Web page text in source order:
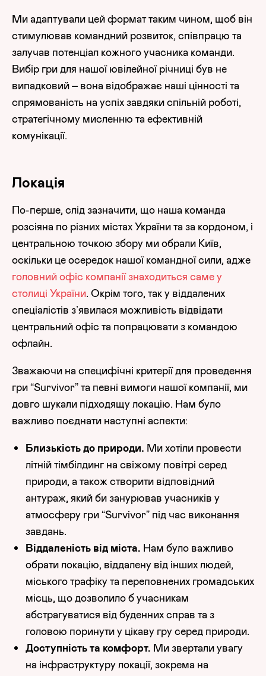
Ми адаптували цей формат таким чином, щоб він
стимулював командний розвиток, співпрацю та
залучав потенціал кожного учасника команди.
Вибір гри для нашої ювілейної річниці був не
випадковий – вона відображає наші цінності та
спрямованість на успіх завдяки спільній роботі,
стратегічному мисленню та ефективній
комунікації.
Локація
По-перше, слід зазначити, що наша команда
розсіяна по різних містах України та за кордоном, і
центральною точкою збору ми обрали Київ,
оскільки це осередок нашої командної сили, адже
головний офіс компанії знаходиться саме у
столиці України. Окрім того, так у віддалених
спеціалістів з’явилася можливість відвідати
центральний офіс та попрацювати з командою
офлайн.
Зважаючи на специфічні критерії для проведення
гри “Survivor” та певні вимоги нашої компанії, ми
довго шукали підходящу локацію. Нам було
важливо поєднати наступні аспекти:
Близькість до природи. Ми хотіли провести
літній тімбілдинг на свіжому повітрі серед
природи, а також створити відповідний
антураж, який би занурював учасників у
атмосферу гри “Survivor” під час виконання
завдань.
Віддаленість від міста. Нам було важливо
обрати локацію, віддалену від інших людей,
міського трафіку та переповнених громадських
місць, що дозволило б учасникам
абстрагуватися від буденних справ та з
головою поринути у цікаву гру серед природи.
Доступність та комфорт. Ми звертали увагу
на інфраструктуру локації, зокрема на